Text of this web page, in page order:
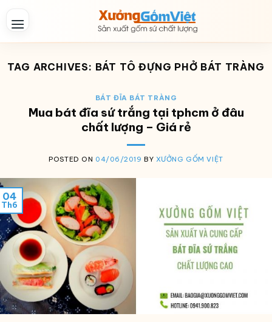
TAG ARCHIVES: BÁT TÔ ĐỰNG PHỞ BÁT TRÀNG
BÁT ĐĨA BÁT TRÀNG
Mua bát đĩa sứ trắng tại tphcm ở đâu
chất lượng – Giá rẻ
POSTED ON 04/06/2019 BY XƯỞNG GỐM VIỆT
04
Th6